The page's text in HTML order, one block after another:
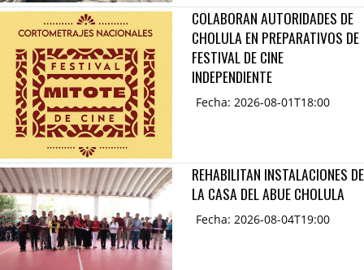
COLABORAN AUTORIDADES DE
CHOLULA EN PREPARATIVOS DE
FESTIVAL DE CINE
INDEPENDIENTE
Fecha: 2026-08-01T18:00
REHABILITAN INSTALACIONES DE
LA CASA DEL ABUE CHOLULA
Fecha: 2026-08-04T19:00